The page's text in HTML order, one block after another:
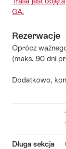
GA.
Rezerwacje
Oprócz
(maks. 90 dni
Dodatkowo,
Długa sekcja